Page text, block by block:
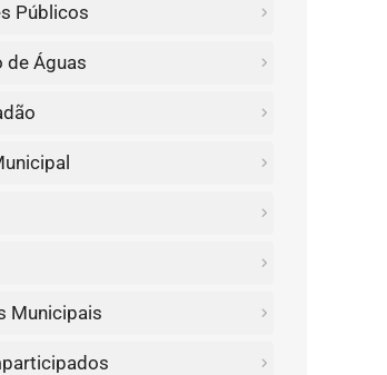
Públicos
de Águas
Municipais